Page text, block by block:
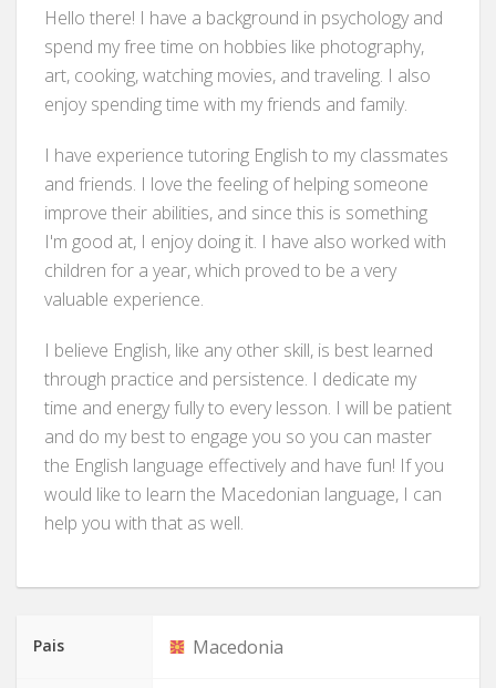
Hello there! I have a background in psychology and
spend my free time on hobbies like photography,
art, cooking, watching movies, and traveling. I also
enjoy spending time with my friends and family.
I have experience tutoring English to my classmates
and friends. I love the feeling of helping someone
improve their abilities, and since this is something
I'm good at, I enjoy doing it. I have also worked with
children for a year, which proved to be a very
valuable experience.
I believe English, like any other skill, is best learned
through practice and persistence. I dedicate my
time and energy fully to every lesson. I will be patient
and do my best to engage you so you can master
the English language effectively and have fun! If you
would like to learn the Macedonian language, I can
help you with that as well.
Pais Macedonia